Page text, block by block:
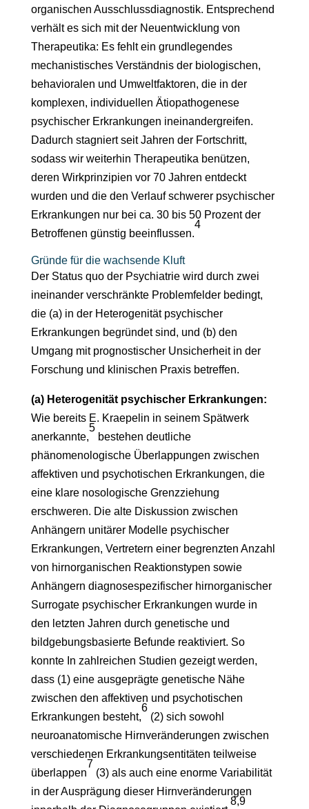
organischen Ausschlussdiagnostik. Entsprechend
verhält es sich mit der Neuentwicklung von
Therapeutika: Es fehlt ein grundlegendes
mechanistisches Verständnis der biologischen,
behavioralen und Umweltfaktoren, die in der
komplexen, individuellen Ätiopathogenese
psychischer Erkrankungen ineinandergreifen.
Dadurch stagniert seit Jahren der Fortschritt,
sodass wir weiterhin Therapeutika benützen,
deren Wirkprinzipien vor 70 Jahren entdeckt
wurden und die den Verlauf schwerer psychischer
Erkrankungen nur bei ca. 30 bis 50 Prozent der
Betroffenen günstig beeinflussen.
4
Gründe für die wachsende Kluft
Der Status quo der Psychiatrie wird durch zwei
ineinander verschränkte Problemfelder bedingt,
die (a) in der Heterogenität psychischer
Erkrankungen begründet sind, und (b) den
Umgang mit prognostischer Unsicherheit in der
Forschung und klinischen Praxis betreffen.
(a) Heterogenität psychischer Erkrankungen:
Wie bereits E. Kraepelin in seinem Spätwerk
anerkannte,
5
bestehen deutliche
phänomenologische Überlappungen zwischen
affektiven und psychotischen Erkrankungen, die
eine klare nosologische Grenzziehung
erschweren. Die alte Diskussion zwischen
Anhängern unitärer Modelle psychischer
Erkrankungen, Vertretern einer begrenzten Anzahl
von hirnorganischen Reaktionstypen sowie
Anhängern diagnosespezifischer hirnorganischer
Surrogate psychischer Erkrankungen wurde in
den letzten Jahren durch genetische und
bildgebungsbasierte Befunde reaktiviert. So
konnte In zahlreichen Studien gezeigt werden,
dass (1) eine ausgeprägte genetische Nähe
zwischen den affektiven und psychotischen
Erkrankungen besteht,
6
(2) sich sowohl
neuroanatomische Hirnveränderungen zwischen
verschiedenen Erkrankungsentitäten teilweise
überlappen
7
(3) als auch eine enorme Variabilität
in der Ausprägung dieser Hirnveränderungen
8,9